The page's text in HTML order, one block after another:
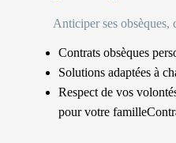
Anticiper ses obsèques,
Contrats obsèques
Solutions adaptées à
Respect de vos
pour votre